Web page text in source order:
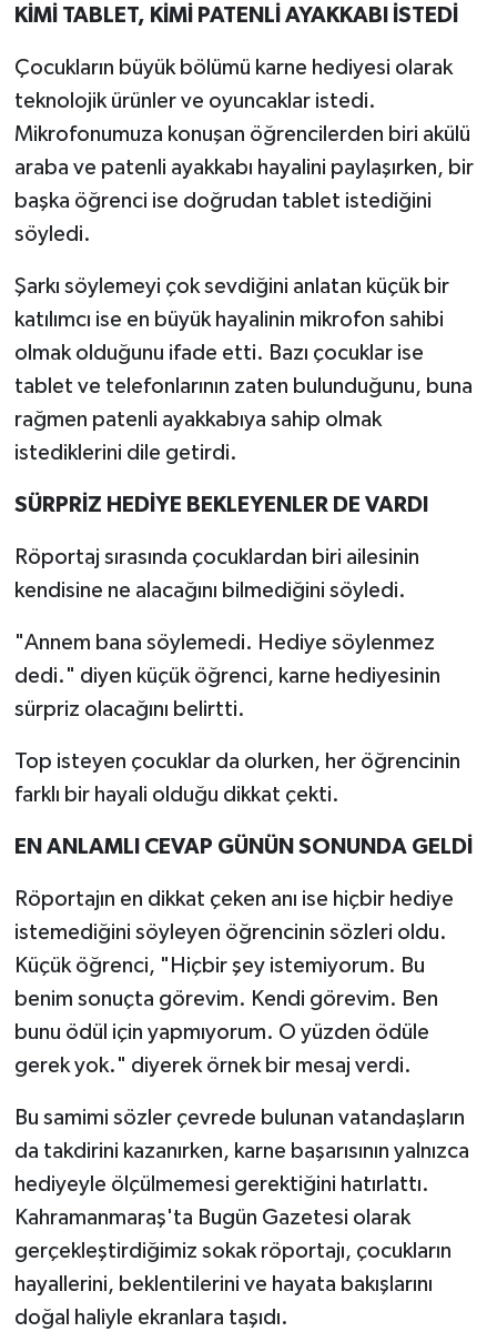
KİMİ TABLET, KİMİ PATENLİ AYAKKABI İSTEDİ
Çocukların büyük bölümü karne hediyesi olarak
teknolojik ürünler ve oyuncaklar istedi.
Mikrofonumuza konuşan öğrencilerden biri akülü
araba ve patenli ayakkabı hayalini paylaşırken, bir
başka öğrenci ise doğrudan tablet istediğini
söyledi.
Şarkı söylemeyi çok sevdiğini anlatan küçük bir
katılımcı ise en büyük hayalinin mikrofon sahibi
olmak olduğunu ifade etti. Bazı çocuklar ise
tablet ve telefonlarının zaten bulunduğunu, buna
rağmen patenli ayakkabıya sahip olmak
istediklerini dile getirdi.
SÜRPRİZ HEDİYE BEKLEYENLER DE VARDI
Röportaj sırasında çocuklardan biri ailesinin
kendisine ne alacağını bilmediğini söyledi.
"Annem bana söylemedi. Hediye söylenmez
dedi." diyen küçük öğrenci, karne hediyesinin
sürpriz olacağını belirtti.
Top isteyen çocuklar da olurken, her öğrencinin
farklı bir hayali olduğu dikkat çekti.
EN ANLAMLI CEVAP GÜNÜN SONUNDA GELDİ
Röportajın en dikkat çeken anı ise hiçbir hediye
istemediğini söyleyen öğrencinin sözleri oldu.
Küçük öğrenci, "Hiçbir şey istemiyorum. Bu
benim sonuçta görevim. Kendi görevim. Ben
bunu ödül için yapmıyorum. O yüzden ödüle
gerek yok." diyerek örnek bir mesaj verdi.
Bu samimi sözler çevrede bulunan vatandaşların
da takdirini kazanırken, karne başarısının yalnızca
hediyeyle ölçülmemesi gerektiğini hatırlattı.
Kahramanmaraş'ta Bugün Gazetesi olarak
gerçekleştirdiğimiz sokak röportajı, çocukların
hayallerini, beklentilerini ve hayata bakışlarını
doğal haliyle ekranlara taşıdı.
Yaşam
KAHRAMANMARAŞ